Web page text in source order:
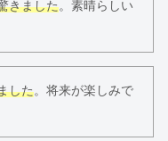
きました。素晴らしい
した。将来が楽しみで